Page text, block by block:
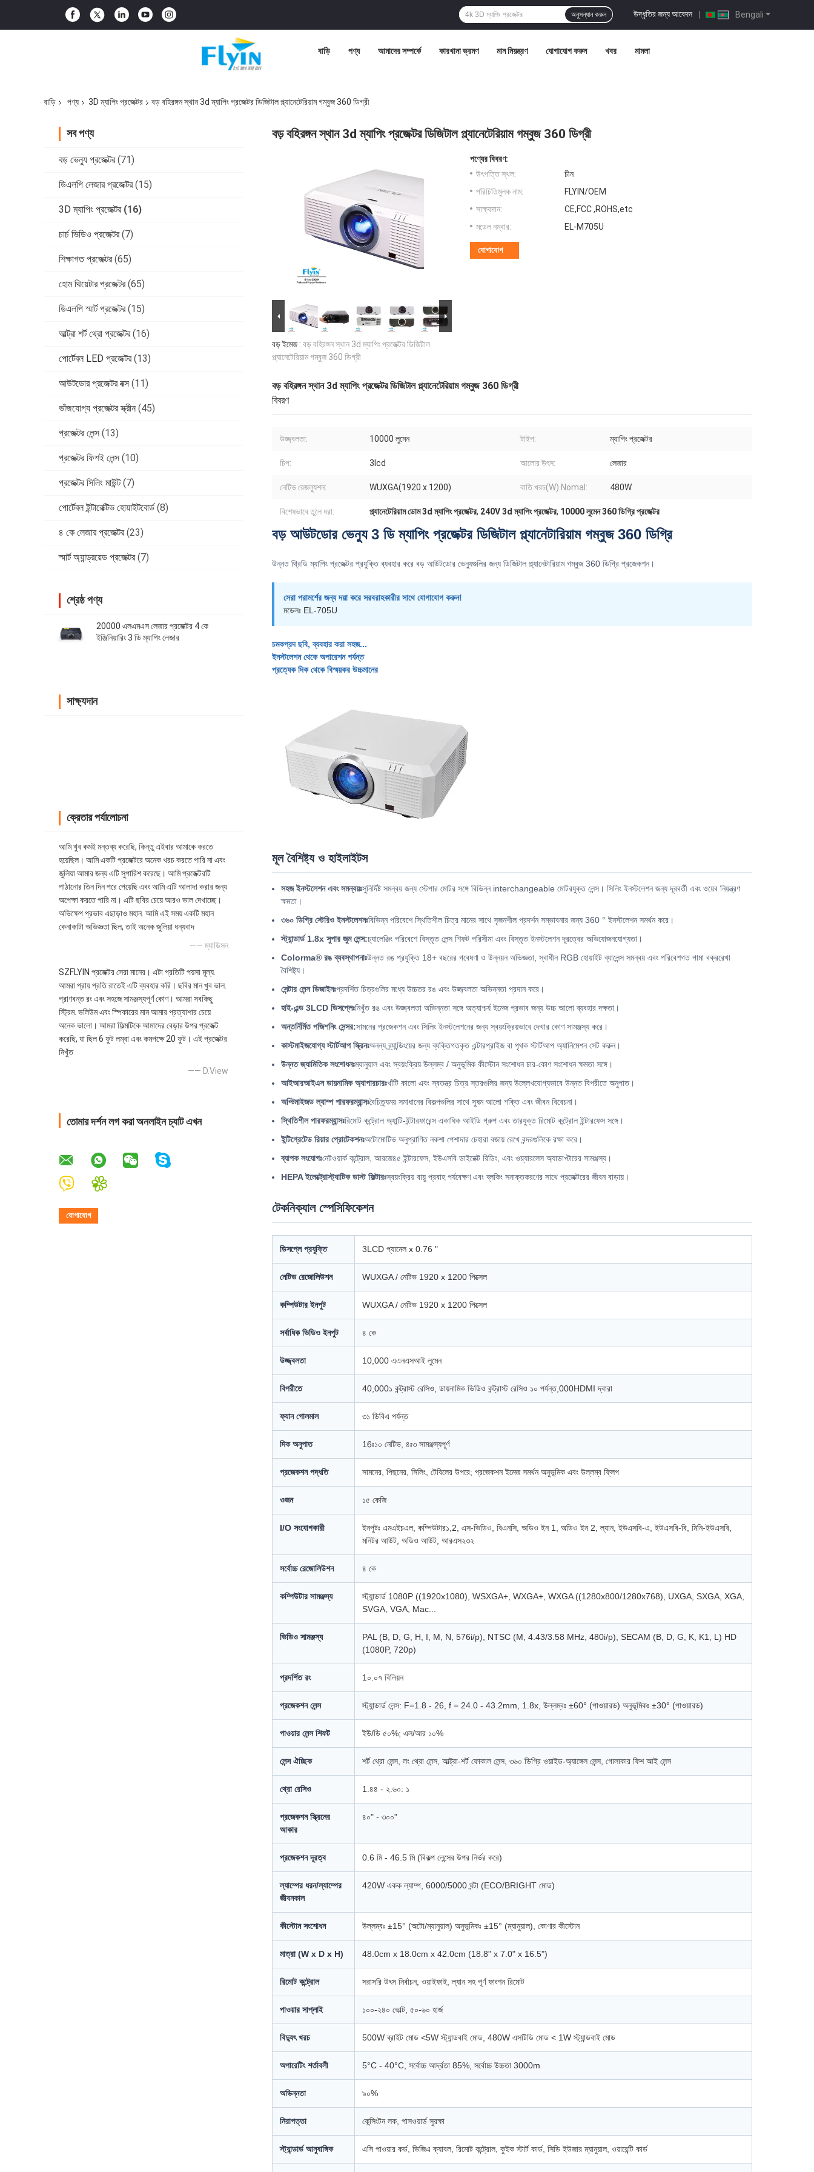
Bengali
উদ্ধৃতির জন্য আবেদন |
অনুসন্ধান করুন
বাড়ি পণ্য আমাদের সম্পর্কে কারখানা ভ্রমণ মান নিয়ন্ত্রণ যোগাযোগ করুন খবর মামলা
বাড়ি পণ্য 3D ম্যাপিং প্রজেক্টর বড় বহিরঙ্গন স্থান 3d ম্যাপিং প্রজেক্টর ডিজিটাল প্ল্যানেটেরিয়াম গম্বুজ 360 ডিগ্রী
সব পণ্য
বড় ভেন্যু প্রজেক্টর (71)
ডিএলপি লেজার প্রজেক্টর (15)
3D ম্যাপিং প্রজেক্টর (16)
চার্চ ভিডিও প্রজেক্টর (7)
শিক্ষাগত প্রজেক্টর (65)
হোম থিয়েটার প্রজেক্টর (65)
ডিএলপি স্মার্ট প্রজেক্টর (15)
আল্ট্রা শর্ট থ্রো প্রজেক্টর (16)
পোর্টেবল LED প্রজেক্টর (13)
আউটডোর প্রজেক্টর বক্স (11)
ভাঁজযোগ্য প্রজেক্টর স্ক্রীন (45)
প্রজেক্টর লেন্স (13)
প্রজেক্টর ফিশই লেন্স (10)
প্রজেক্টর সিলিং মাউন্ট (7)
পোর্টেবল ইন্টারেক্টিভ হোয়াইটবোর্ড (8)
৪ কে লেজার প্রজেক্টর (23)
স্মার্ট অ্যান্ড্রয়েড প্রজেক্টর (7)
শ্রেষ্ঠ পণ্য
20000 এলএমএস লেজার প্রজেক্টর 4 কে
ইঞ্জিনিয়ারিং 3 ডি ম্যাপিং লেজার
সাক্ষ্যদান
ক্রেতার পর্যালোচনা
আমি খুব কমই মন্তব্য করেছি, কিন্তু এইবার আমাকে করতে
হয়েছিল। আমি একটি প্রজেক্টরে অনেক খরচ করতে পারি না এবং
জুলিয়া আমার জন্য এটি সুপারিশ করেছে। আমি প্রজেক্টরটি
পাঠানোর তিন দিন পরে পেয়েছি এবং আমি এটি আলাদা করার জন্য
অপেক্ষা করতে পারি না। এটি ছবির চেয়ে আরও ভাল দেখাচ্ছে।
অভিক্ষেপ প্রভাব এছাড়াও মহান. আমি এই সময় একটি মহান
কেনাকাটা অভিজ্ঞতা ছিল, তাই অনেক জুলিয়া ধন্যবাদ
—— ম্যাডিসন
SZFLYIN প্রজেক্টর সেরা মানের। এটা প্রতিটি পয়সা মূল্য.
আমরা প্রায় প্রতি রাতেই এটি ব্যবহার করি। ছবির মান খুব ভাল.
প্রাণবন্ত রং এবং সহজে সামঞ্জস্যপূর্ণ কোণ। আমরা সবকিছু
স্ট্রিম. ভলিউম এবং স্পিকারের মান আমার প্রত্যাশার চেয়ে
অনেক ভালো। আমরা ফিল্মটিকে আমাদের বেড়ার উপর প্রজেক্ট
করেছি, যা ছিল 6 ফুট লম্বা এবং কমপক্ষে 20 ফুট। এই প্রজেক্টর
নিখুঁত
—— D.View
তোমার দর্শন লগ করা অনলাইন চ্যাট এখন
বড় বহিরঙ্গন স্থান 3d ম্যাপিং প্রজেক্টর ডিজিটাল প্ল্যানেটেরিয়াম গম্বুজ 360 ডিগ্রী
বড় ইমেজ : বড় বহিরঙ্গন স্থান 3d ম্যাপিং প্রজেক্টর ডিজিটাল
প্ল্যানেটেরিয়াম গম্বুজ 360 ডিগ্রী
পণ্যের বিবরণ:
উৎপত্তি স্থল:
চীন
পরিচিতিমুলক নাম:
FLYIN/OEM
সাক্ষ্যদান:
CE,FCC ,ROHS,etc
মডেল নম্বার:
EL-M705U
যোগাযোগ
বড় বহিরঙ্গন স্থান 3d ম্যাপিং প্রজেক্টর ডিজিটাল প্ল্যানেটেরিয়াম গম্বুজ 360 ডিগ্রী
বিবরণ
উজ্জ্বলতা: 10000 লুমেন টাইপ: ম্যাপিং প্রজেক্টর
চিপ: 3lcd আলোর উৎস: লেজার
নেটিভ রেজল্যুশন: WUXGA(1920 x 1200) বাতি খরচ(W) Nomal: 480W
বিশেষভাবে তুলে ধরা: প্ল্যানেটেরিয়াম ডোম 3d ম্যাপিং প্রজেক্টর, 240V 3d ম্যাপিং প্রজেক্টর, 10000 লুমেন 360 ডিগ্রি প্রজেক্টর
বড় আউটডোর ভেন্যু 3 ডি ম্যাপিং প্রজেক্টর ডিজিটাল প্ল্যানেটারিয়াম গম্বুজ 360 ডিগ্রি
উন্নত থ্রিডি ম্যাপিং প্রজেক্টর প্রযুক্তি ব্যবহার করে বড় আউটডোর ভেন্যুগুলির জন্য ডিজিটাল প্ল্যানেটারিয়াম গম্বুজ 360 ডিগ্রি প্রজেকশন।
সেরা পরামর্শের জন্য দয়া করে সরবরাহকারীর সাথে যোগাযোগ করুন!
মডেলঃ EL-705U
চমকপ্রদ ছবি, ব্যবহার করা সহজ...
ইনস্টলেশন থেকে অপারেশন পর্যন্ত
প্রত্যেক দিক থেকে বিস্ময়কর উচ্চমানের
মূল বৈশিষ্ট্য ও হাইলাইটস
সহজ ইনস্টলেশন এবং সমন্বয়ঃসুনির্দিষ্ট সমন্বয় জন্য স্টেপার মোটর সঙ্গে বিভিন্ন interchangeable মোটরযুক্ত লেন্স। সিলিং ইনস্টলেশন জন্য দূরবর্তী এবং ওয়েব নিয়ন্ত্রণ
ক্ষমতা।
৩৬০ ডিগ্রি স্টেরিও ইনস্টলেশনঃবিভিন্ন পরিবেশে স্থিতিশীল চিত্র মানের সাথে সৃজনশীল প্রদর্শন সম্ভাবনার জন্য 360 ° ইনস্টলেশন সমর্থন করে।
স্ট্যান্ডার্ড 1.8x সুপার জুম লেন্স:চ্যালেঞ্জিং পরিবেশে বিস্তৃত লেন্স শিফট পরিসীমা এবং বিস্তৃত ইনস্টলেশন দূরত্বের অভিযোজনযোগ্যতা।
Colorma® রঙ ব্যবস্থাপনাঃউন্নত রঙ প্রযুক্তি 18+ বছরের গবেষণা ও উন্নয়ন অভিজ্ঞতা, স্বাধীন RGB হোয়াইট ব্যালেন্স সমন্বয় এবং পরিবেশগত গামা বক্ররেখা
বৈশিষ্ট্য।
সেন্টার লেন্স ডিজাইনঃপ্রদর্শিত চিত্রগুলির মধ্যে উচ্চতর রঙ এবং উজ্জ্বলতা অভিন্নতা প্রদান করে।
হাই-এন্ড 3LCD ডিসপ্লেঃনিখুঁত রঙ এবং উজ্জ্বলতা অভিন্নতা সঙ্গে অত্যাশ্চর্য ইমেজ প্রভাব জন্য উচ্চ আলো ব্যবহার দক্ষতা।
অন্তর্নির্মিত পজিশনিং সেন্সর:সামনের প্রজেকশন এবং সিলিং ইনস্টলেশনের জন্য স্বয়ংক্রিয়ভাবে দেখার কোণ সামঞ্জস্য করে।
কাস্টমাইজযোগ্য স্টার্টআপ স্ক্রিনঃঅনন্য ব্র্যান্ডিংয়ের জন্য ব্যক্তিগতকৃত এন্টারপ্রাইজ বা পৃথক স্টার্টআপ অ্যানিমেশন সেট করুন।
উন্নত জ্যামিতিক সংশোধনঃম্যানুয়াল এবং স্বয়ংক্রিয় উল্লম্ব / অনুভূমিক কীস্টোন সংশোধন চার-কোণ সংশোধন ক্ষমতা সঙ্গে।
আইআরআইএস ডায়নামিক অ্যাপারচারঃখাঁটি কালো এবং স্বতন্ত্র চিত্র স্তরগুলির জন্য উল্লেখযোগ্যভাবে উন্নত বিপরীতে অনুপাত।
অপ্টিমাইজড ল্যাম্প পারফরম্যান্সঃবৈচিত্র্যময় সমাধানের বিকল্পগুলির সাথে সুষম আলো শক্তি এবং জীবন বিবেচনা।
স্থিতিশীল পারফরম্যান্সঃরিমোট কন্ট্রোল অ্যান্টি-ইন্টারফারেন্স একাধিক আইডি গ্রুপ এবং তারযুক্ত রিমোট কন্ট্রোল ইন্টারফেস সঙ্গে।
ইন্টিগ্রেটেড রিয়ার প্রোটেকশনঃঅটোমোটিভ অনুপ্রাণিত নকশা পেশাদার চেহারা বজায় রেখে বন্দরগুলিকে রক্ষা করে।
ব্যাপক সংযোগঃনেটওয়ার্ক কন্ট্রোল, আরজে৪৫ ইন্টারফেস, ইউএসবি ডাইরেক্ট রিডিং, এবং ওয়্যারলেস অ্যাডাপ্টারের সামঞ্জস্য।
HEPA ইলেক্ট্রোস্ট্যাটিক ডাস্ট ফিল্টারঃস্বয়ংক্রিয় বায়ু প্রবাহ পর্যবেক্ষণ এবং ব্লকিং সনাক্তকরণের সাথে প্রজেক্টরের জীবন বাড়ায়।
টেকনিক্যাল স্পেসিফিকেশন
ডিসপ্লে প্রযুক্তি 3LCD প্যানেল x 0.76 "
নেটিভ রেজোলিউশন WUXGA / নেটিভ 1920 x 1200 পিক্সেল
কম্পিউটার ইনপুট WUXGA / নেটিভ 1920 x 1200 পিক্সেল
সর্বাধিক ভিডিও ইনপুট ৪ কে
উজ্জ্বলতা 10,000 এএনএসআই লুমেন
বিপরীতে 40,000১ কন্ট্রাস্ট রেসিও, ডায়নামিক ভিডিও কন্ট্রাস্ট রেসিও ১০ পর্যন্ত,000HDMI দ্বারা
ফ্যান গোলমাল ৩১ ডিবিএ পর্যন্ত
দিক অনুপাত 16ঃ১০ নেটিভ, ৪ঃ৩ সামঞ্জস্যপূর্ণ
প্রজেকশন পদ্ধতি সামনের, পিছনের, সিলিং, টেবিলের উপরে; প্রজেকশন ইমেজ সমর্থন অনুভূমিক এবং উল্লম্ব ফ্লিপ
ওজন ১৫ কেজি
I/O সংযোগকারী
ইনপুটঃ এমএইচএল, কম্পিউটার১,2, এস-ভিডিও, বিএনসি, অডিও ইন 1, অডিও ইন 2, ল্যান, ইউএসবি-এ, ইউএসবি-বি, মিনি-ইউএসবি,
মনিটর আউট, অডিও আউট, আরএস২৩২
সর্বোচ্চ রেজোলিউশন ৪ কে
কম্পিউটার সামঞ্জস্য
স্ট্যান্ডার্ড 1080P ((1920x1080), WSXGA+, WXGA+, WXGA ((1280x800/1280x768), UXGA, SXGA, XGA,
SVGA, VGA, Mac...
ভিডিও সামঞ্জস্য
PAL (B, D, G, H, I, M, N, 576i/p), NTSC (M, 4.43/3.58 MHz, 480i/p), SECAM (B, D, G, K, K1, L) HD
(1080P, 720p)
প্রদর্শিত রং 1০.০৭ বিলিয়ন
প্রজেকশন লেন্স স্ট্যান্ডার্ড লেন্স: F=1.8 - 26, f = 24.0 - 43.2mm, 1.8x, উল্লম্বঃ ±60° (পাওয়ারড) অনুভূমিকঃ ±30° (পাওয়ারড)
পাওয়ার লেন্স শিফট ইউ/ডি ৫০%; এল/আর ১০%
লেন্স ঐচ্ছিক শর্ট থ্রো লেন্স, লং থ্রো লেন্স, আল্ট্রা-শর্ট ফোকাল লেন্স, ৩৬০ ডিগ্রি ওয়াইড-অ্যাঙ্গেল লেন্স, গোলাকার ফিশ আই লেন্স
থ্রো রেসিও 1.৪৪ - ২.৬০: ১
প্রজেকশন স্ক্রিনের
আকার
৪০" - ৩০০"
প্রজেকশন দূরত্ব 0.6 মি - 46.5 মি (বিকল্প লেন্সের উপর নির্ভর করে)
ল্যাম্পের ধরন/ল্যাম্পের
জীবনকাল
420W একক ল্যাম্প, 6000/5000 ঘন্টা (ECO/BRIGHT মোড)
কীস্টোন সংশোধন উল্লম্বঃ ±15° (অটো/ম্যানুয়াল) অনুভূমিকঃ ±15° (ম্যানুয়াল), কোণার কীস্টোন
মাত্রা (W x D x H) 48.0cm x 18.0cm x 42.0cm (18.8" x 7.0" x 16.5")
রিমোট কন্ট্রোল সরাসরি উৎস নির্বাচন, ওয়াইফাই, ল্যান সহ পূর্ণ ফাংশন রিমোট
পাওয়ার সাপ্লাই ১০০-২৪০ ভোল্ট, ৫০-৬০ হার্জ
বিদ্যুৎ খরচ 500W ব্রাইট মোড <5W স্ট্যান্ডবাই মোড, 480W এসটিডি মোড < 1W স্ট্যান্ডবাই মোড
অপারেটিং শর্তাবলী 5°C - 40°C, সর্বোচ্চ আর্দ্রতা 85%, সর্বোচ্চ উচ্চতা 3000m
অভিন্নতা ৯০%
নিরাপত্তা কেন্সিংটন লক, পাসওয়ার্ড সুরক্ষা
স্ট্যান্ডার্ড আনুষাঙ্গিক এসি পাওয়ার কর্ড, ভিজিএ ক্যাবল, রিমোট কন্ট্রোল, কুইক স্টার্ট কার্ড, সিডি ইউজার ম্যানুয়াল, ওয়ারেন্টি কার্ড